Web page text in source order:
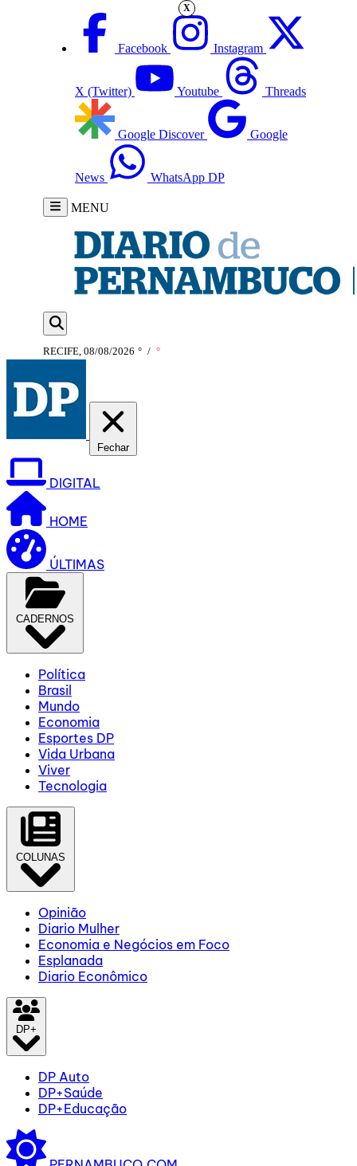
Facebook Instagram
X (Twitter) Youtube Threads
Google Discover Google
News WhatsApp DP
MENU
RECIFE, 08/08/2026 ° / °
Fechar
DIGITAL
HOME
ÚLTIMAS
CADERNOS
Política
Brasil
Mundo
Economia
Esportes DP
Vida Urbana
Viver
Tecnologia
COLUNAS
Opinião
Diario Mulher
Economia e Negócios em Foco
Esplanada
Diario Econômico
DP+
DP Auto
DP+Saúde
DP+Educação
X